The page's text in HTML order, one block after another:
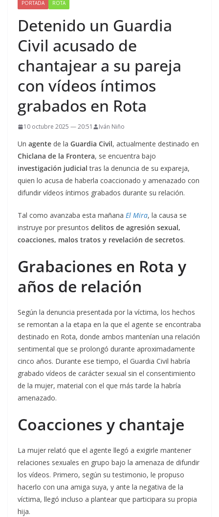
PORTADA ROTA
Detenido un Guardia
Civil acusado de
chantajear a su pareja
con vídeos íntimos
grabados en Rota
10 octubre 2025 — 20:51 Iván Niño
Un agente de la Guardia Civil, actualmente destinado en
Chiclana de la Frontera, se encuentra bajo
investigación judicial tras la denuncia de su expareja,
quien lo acusa de haberla coaccionado y amenazado con
difundir vídeos íntimos grabados durante su relación.
Tal como avanzaba esta mañana El Mira, la causa se
instruye por presuntos delitos de agresión sexual,
coacciones, malos tratos y revelación de secretos.
Grabaciones en Rota y
años de relación
Según la denuncia presentada por la víctima, los hechos
se remontan a la etapa en la que el agente se encontraba
destinado en Rota, donde ambos mantenían una relación
sentimental que se prolongó durante aproximadamente
cinco años. Durante ese tiempo, el Guardia Civil habría
grabado vídeos de carácter sexual sin el consentimiento
de la mujer, material con el que más tarde la habría
amenazado.
Coacciones y chantaje
La mujer relató que el agente llegó a exigirle mantener
relaciones sexuales en grupo bajo la amenaza de difundir
los vídeos. Primero, según su testimonio, le propuso
hacerlo con una amiga suya, y ante la negativa de la
víctima, llegó incluso a plantear que participara su propia
hija.